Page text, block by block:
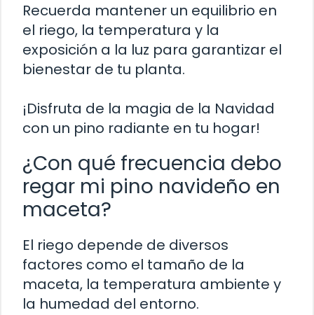
Recuerda mantener un equilibrio en
el riego, la temperatura y la
exposición a la luz para garantizar el
bienestar de tu planta.
¡Disfruta de la magia de la Navidad
con un pino radiante en tu hogar!
¿Con qué frecuencia debo
regar mi pino navideño en
maceta?
El riego depende de diversos
factores como el tamaño de la
maceta, la temperatura ambiente y
la humedad del entorno.